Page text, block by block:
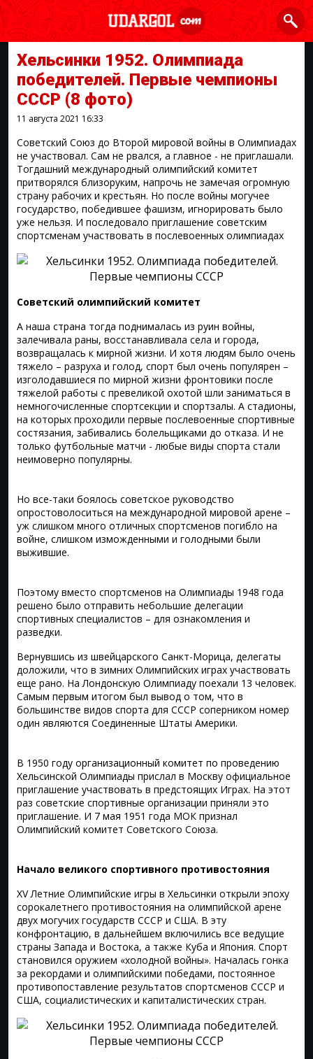
Хельсинки 1952. Олимпиада
победителей. Первые чемпионы
СССР (8 фото)
11 августа 2021 16:33
Советский Союз до Второй мировой войны в Олимпиадах
не участвовал. Сам не рвался, а главное - не приглашали.
Тогдашний международный олимпийский комитет
притворялся близоруким, напрочь не замечая огромную
страну рабочих и крестьян. Но после войны могучее
государство, победившее фашизм, игнорировать было
уже нельзя. И последовало приглашение советским
спортсменам участвовать в послевоенных олимпиадах
Советский олимпийский комитет
А наша страна тогда поднималась из руин войны,
залечивала раны, восстанавливала села и города,
возвращалась к мирной жизни. И хотя людям было очень
тяжело – разруха и голод, спорт был очень популярен –
изголодавшиеся по мирной жизни фронтовики после
тяжелой работы с превеликой охотой шли заниматься в
немногочисленные спортсекции и спортзалы. А стадионы,
на которых проходили первые послевоенные спортивные
состязания, забивались болельщиками до отказа. И не
только футбольные матчи - любые виды спорта стали
неимоверно популярны.
Но все-таки боялось советское руководство
опростоволоситься на международной мировой арене –
уж слишком много отличных спортсменов погибло на
войне, слишком изможденными и голодными были
выжившие.
Поэтому вместо спортсменов на Олимпиады 1948 года
решено было отправить небольшие делегации
спортивных специалистов – для ознакомления и
разведки.
Вернувшись из швейцарского Санкт-Морица, делегаты
доложили, что в зимних Олимпийских играх участвовать
еще рано. На Лондонскую Олимпиаду поехали 13 человек.
Самым первым итогом был вывод о том, что в
большинстве видов спорта для СССР соперником номер
один являются Соединенные Штаты Америки.
В 1950 году организационный комитет по проведению
Хельсинской Олимпиады прислал в Москву официальное
приглашение участвовать в предстоящих Играх. На этот
раз советские спортивные организации приняли это
приглашение. И 7 мая 1951 года МОК признал
Олимпийский комитет Советского Союза.
Начало великого спортивного противостояния
XV Летние Олимпийские игры в Хельсинки открыли эпоху
сорокалетнего противостояния на олимпийской арене
двух могучих государств СССР и США. В эту
конфронтацию, в дальнейшем включились все ведущие
страны Запада и Востока, а также Куба и Япония. Спорт
становился оружием «холодной войны». Началась гонка
за рекордами и олимпийскими победами, постоянное
противопоставление результатов спортсменов СССР и
США, социалистических и капиталистических стран.